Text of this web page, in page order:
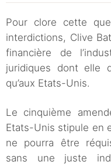
Pour clore cette
interdictions, Clive
financière de
juridiques dont elle
qu’aux Etats-Unis.
Le cinquième
Etats-Unis stipule en
ne pourra être
sans une juste